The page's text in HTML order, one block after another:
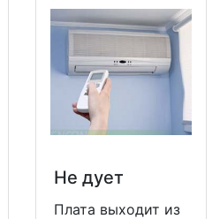
Не дует
Плата выходит из